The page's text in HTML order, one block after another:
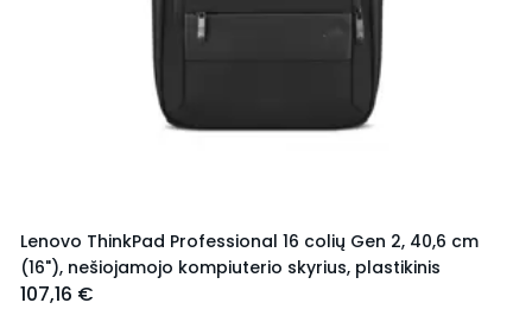
Lenovo ThinkPad Professional 16 colių Gen 2, 40,6 cm
(16"), nešiojamojo kompiuterio skyrius, plastikinis
107,16 €